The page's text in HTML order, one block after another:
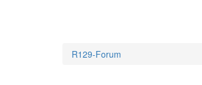
R129-Forum